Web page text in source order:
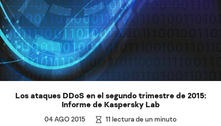
Los ataques DDoS en el segundo trimestre de 2015:
Informe de Kaspersky Lab
04 AGO 2015 11 lectura de un minuto